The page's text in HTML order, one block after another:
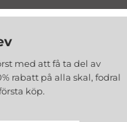
med att få ta del av
rabatt på alla skal, fodral
köp.